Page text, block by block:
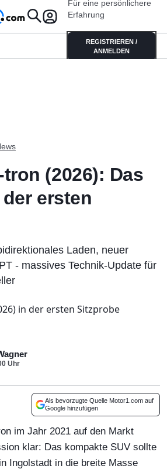
Für eine persönlichere
Erfahrung
REGISTRIEREN /
ANMELDEN
(2026): Das
ersten
Laden, neuer
- massives Technik-Update für
Uhr
Als bevorzugte Quelle Motor1.com auf
Google hinzufügen
im Jahr 2021 auf den Markt
klar: Das kompakte SUV sollte
Ingolstadt in die breite Masse